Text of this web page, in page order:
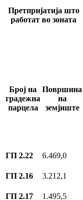
Претпријатија што
работат во зоната
Број на
градежна
парцела
Површина
на
земјиште
ГП 2.22 6.469,0
ГП 2.16 3.212,1
ГП 2.17 1.495,5